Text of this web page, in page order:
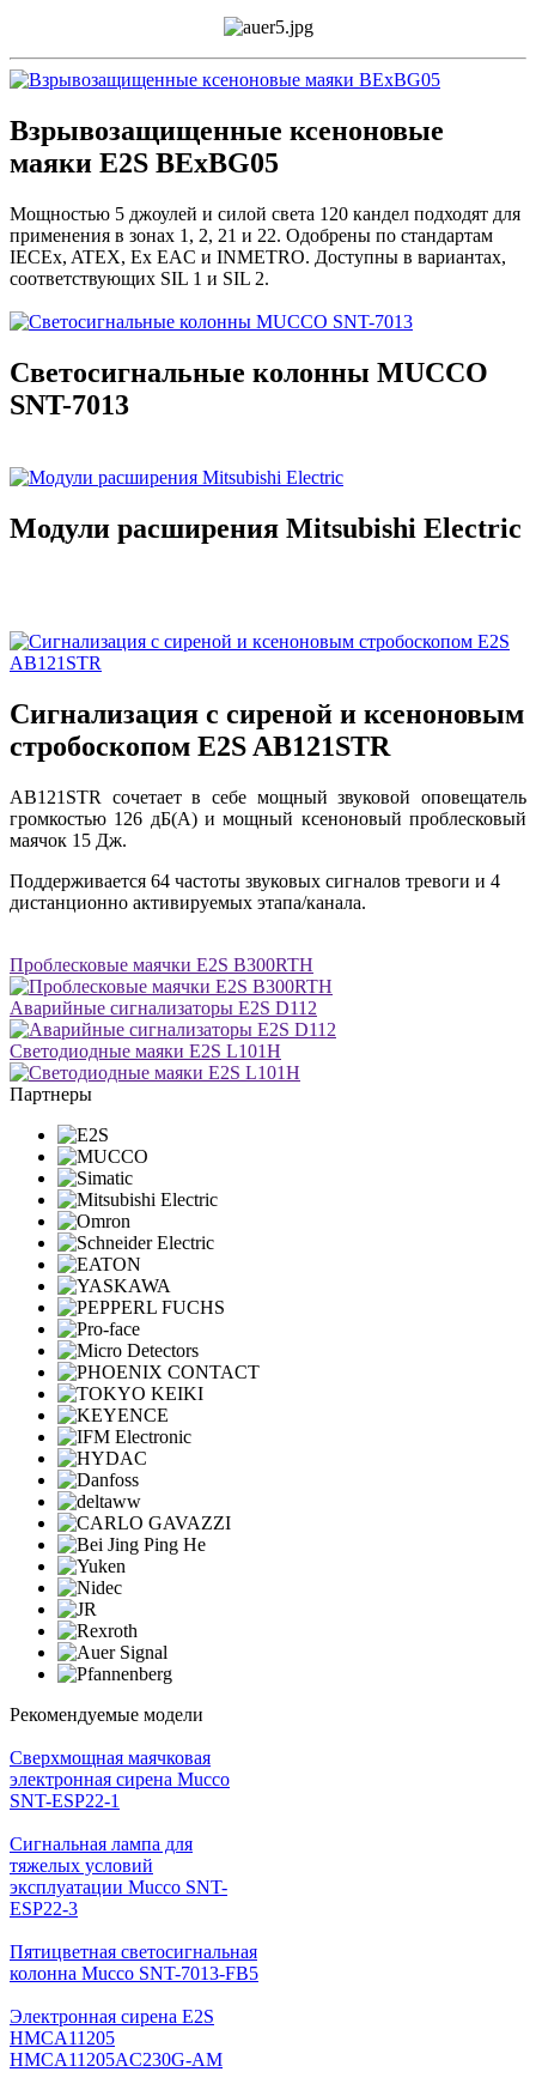
Взрывозащищенные ксеноновые
маяки E2S BExBG05
Мощностью 5 джоулей и силой света 120 кандел подходят для
применения в зонах 1, 2, 21 и 22. Одобрены по стандартам
IECEx, ATEX, Ex EAC и INMETRO. Доступны в вариантах,
соответствующих SIL 1 и SIL 2.
Светосигнальные колонны MUCCO
SNT-7013
Модули расширения Mitsubishi Electric
Сигнализация с сиреной и ксеноновым
стробоскопом E2S AB121STR
AB121STR сочетает в себе мощный звуковой оповещатель
громкостью 126 дБ(A) и мощный ксеноновый проблесковый
маячок 15 Дж.
Поддерживается 64 частоты звуковых сигналов тревоги и 4
дистанционно активируемых этапа/канала.
Проблесковые маячки E2S B300RTH
Аварийные сигнализаторы E2S D112
Светодиодные маяки E2S L101H
Партнеры
Рекомендуемые модели
Cверхмощная маячковая
электронная сирена Mucco
SNT-ESP22-1
Сигнальная лампа для
тяжелых условий
эксплуатации Mucco SNT-
ESP22-3
Пятицветная светосигнальная
колонна Mucco SNT-7013-FB5
Электронная сирена E2S
HMCA11205
HMCA11205AC230G-AM